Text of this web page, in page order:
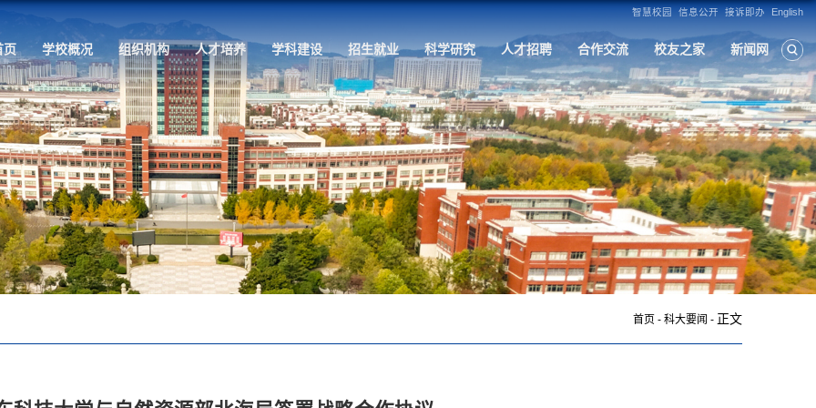
首页 学校概况 组织机构 人才培养 学科建设 招生就业 科
首页 -科大要闻 - 正文